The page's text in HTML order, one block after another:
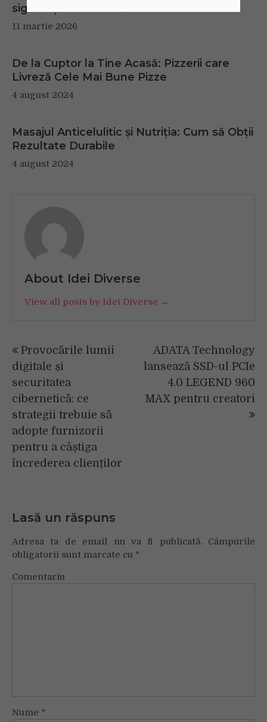
siguranța alimentară
11 martie 2026
De la Cuptor la Tine Acasă: Pizzerii care
Livreză Cele Mai Bune Pizze
4 august 2024
Masajul Anticelulitic și Nutriția: Cum să Obții
Rezultate Durabile
4 august 2024
About Idei Diverse
View all posts by Idei Diverse →
în
articole
Provocările lumii
digitale și
securitatea
cibernetică: ce
strategii trebuie să
adopte furnizorii
pentru a câștiga
încrederea clienților
ADATA Technology
lansează SSD-ul PCIe
4.0 LEGEND 960
MAX pentru creatori
Lasă un răspuns
Adresa ta de email nu va fi publicată. Câmpurile
obligatorii sunt marcate cu *
Comentariu
Nume *